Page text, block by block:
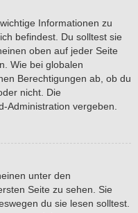
Informationen zu
befindest. Du solltest sie
oben auf jeder Seite
Wie bei globalen
Berechtigungen ab, ob du
nicht. Die
Administration vergeben.
unter den
Seite zu sehen. Sie
du sie lesen solltest.